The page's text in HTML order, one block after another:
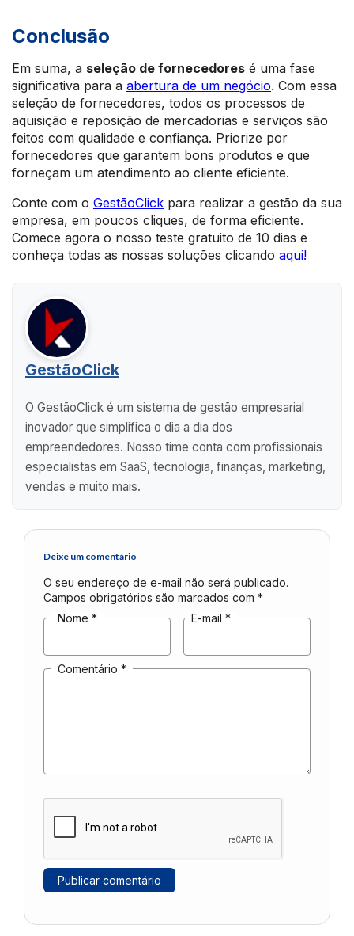
Conclusão
Em suma, a seleção de fornecedores é uma fase
significativa para a abertura de um negócio. Com essa
seleção de fornecedores, todos os processos de
aquisição e reposição de mercadorias e serviços são
feitos com qualidade e confiança. Priorize por
fornecedores que garantem bons produtos e que
forneçam um atendimento ao cliente eficiente.
Conte com o GestãoClick para realizar a gestão da sua
empresa, em poucos cliques, de forma eficiente.
Comece agora o nosso teste gratuito de 10 dias e
conheça todas as nossas soluções clicando aqui!
GestãoClick
O GestãoClick é um sistema de gestão empresarial
inovador que simplifica o dia a dia dos
empreendedores. Nosso time conta com profissionais
especialistas em SaaS, tecnologia, finanças, marketing,
vendas e muito mais.
Deixe um comentário
O seu endereço de e-mail não será publicado.
Campos obrigatórios são marcados com *
Nome * E-mail *
Comentário *